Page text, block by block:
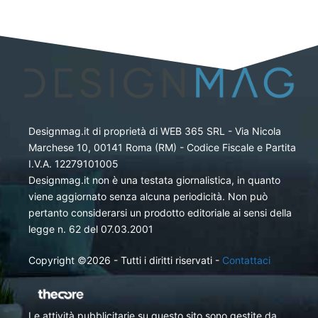
Designmag.it di proprietà di WEB 365 SRL - Via Nicola
Marchese 10, 00141 Roma (RM) - Codice Fiscale e Partita
I.V.A. 12279101005
Designmag.it non è una testata giornalistica, in quanto
viene aggiornato senza alcuna periodicità. Non può
pertanto considerarsi un prodotto editoriale ai sensi della
legge n. 62 del 07.03.2001
Copyright ©2026 - Tutti i diritti riservati - Contattaci